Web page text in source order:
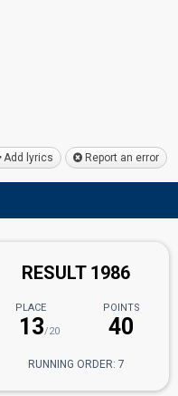
Add lyrics Report an error
RESULT 1986
PLACE
13/20
POINTS
40
RUNNING ORDER: 7